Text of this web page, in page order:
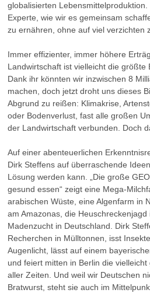
globalisierten
Experte, wie wir es gemeinsam
zu ernähren, ohne auf viel verzichten
Immer effizienter, immer höhere
Landwirtschaft ist vielleicht die größte
Dank ihr könnten wir inzwischen 8
machen, doch jetzt droht uns dieses
Abgrund zu reißen: Klimakrise,
oder Bodenverlust, fast alle großen
der Landwirtschaft verbunden. Doch
Auf einer abenteuerlichen
Dirk Steffens auf überraschende
Lösung werden kann. „Die große
gesund essen“ zeigt eine Mega-
arabischen Wüste, eine Algenfarm in
am Amazonas, die
Madenzucht in Deutschland. Dirk
Recherchen in Mülltonnen, isst
Augenlicht, lässt auf einem
und feiert mitten in Berlin die
aller Zeiten. Und weil wir Deutschen
Bratwurst, steht sie auch im